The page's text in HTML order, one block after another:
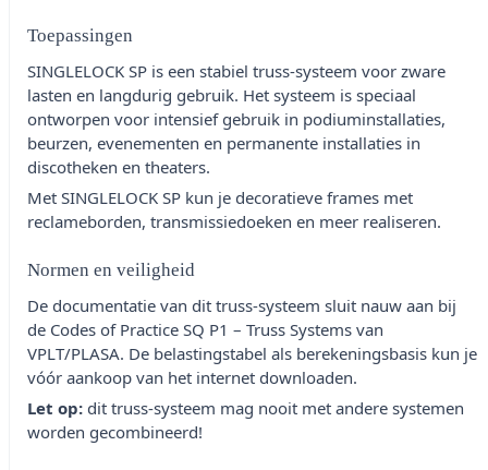
Toepassingen
SINGLELOCK SP is een stabiel truss-systeem voor zware
lasten en langdurig gebruik. Het systeem is speciaal
ontworpen voor intensief gebruik in podiuminstallaties,
beurzen, evenementen en permanente installaties in
discotheken en theaters.
Met SINGLELOCK SP kun je decoratieve frames met
reclameborden, transmissiedoeken en meer realiseren.
Normen en veiligheid
De documentatie van dit truss-systeem sluit nauw aan bij
de Codes of Practice SQ P1 – Truss Systems van
VPLT/PLASA. De belastingstabel als berekeningsbasis kun je
vóór aankoop van het internet downloaden.
Let op: dit truss-systeem mag nooit met andere systemen
worden gecombineerd!